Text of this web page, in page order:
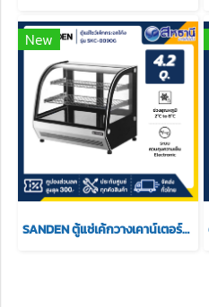
New
SANDEN ตู้แช่เค้กวางเคาน์เตอร์กระจกโค้ง รุ่น SKC-0090G ความจุ 4.2 Q.